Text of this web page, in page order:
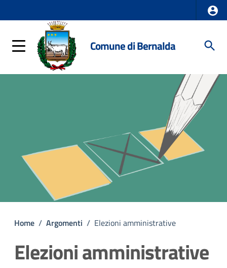
Comune di Bernalda
Home / Argomenti / Elezioni amministrative
Elezioni amministrative